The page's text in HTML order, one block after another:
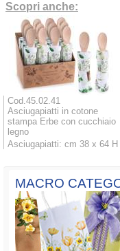
Scopri anche:
Cod.45.02.41
Asciugapiatti in cotone
stampa Erbe con cucchiaio
legno
Asciugapiatti: cm 38 x 64 H